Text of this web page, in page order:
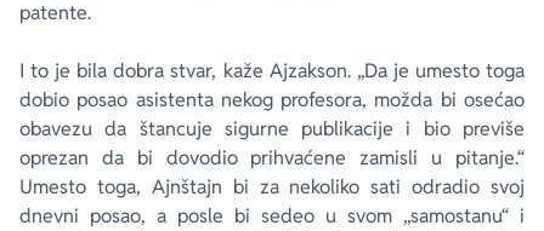
patente.
I to je bila dobra stvar, kaže Ajzakson. „Da je umesto toga
dobio posao asistenta nekog profesora, možda bi osećao
obavezu da štancuje sigurne publikacije i bio previše
oprezan da bi dovodio prihvaćene zamisli u pitanje.“
Umesto toga, Ajnštajn bi za nekoliko sati odradio svoj
dnevni posao, a posle bi sedeo u svom „samostanu“ i